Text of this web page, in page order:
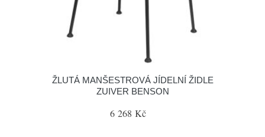
ŽLUTÁ MANŠESTROVÁ JÍDELNÍ ŽIDLE
ZUIVER BENSON
6 268 Kč